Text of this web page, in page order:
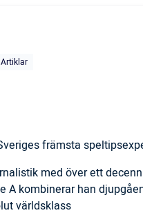
främsta
med över ett
A kombinerar han
världsklass